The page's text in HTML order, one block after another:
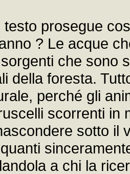
testo prosegue
? Le acque
che sono
della foresta.
perché gli
scorrenti in
sotto il
a chi la